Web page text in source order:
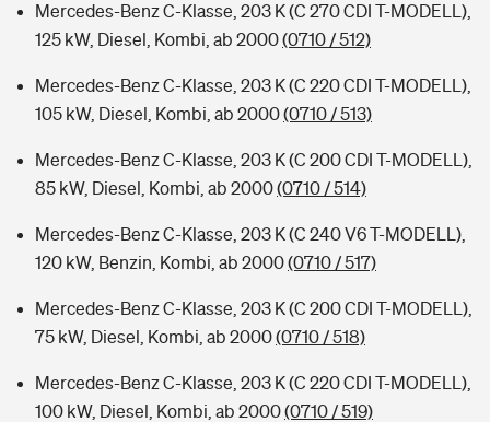
Mercedes-Benz C-Klasse, 203 K (C 270 CDI T-MODELL),
125 kW, Diesel, Kombi, ab 2000(0710 / 512)
Mercedes-Benz C-Klasse, 203 K (C 220 CDI T-MODELL),
105 kW, Diesel, Kombi, ab 2000(0710 / 513)
Mercedes-Benz C-Klasse, 203 K (C 200 CDI T-MODELL),
85 kW, Diesel, Kombi, ab 2000(0710 / 514)
Mercedes-Benz C-Klasse, 203 K (C 240 V6 T-MODELL),
120 kW, Benzin, Kombi, ab 2000(0710 / 517)
Mercedes-Benz C-Klasse, 203 K (C 200 CDI T-MODELL),
75 kW, Diesel, Kombi, ab 2000(0710 / 518)
Mercedes-Benz C-Klasse, 203 K (C 220 CDI T-MODELL),
100 kW, Diesel, Kombi, ab 2000(0710 / 519)